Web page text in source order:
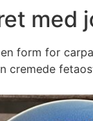
med
form for
cremede